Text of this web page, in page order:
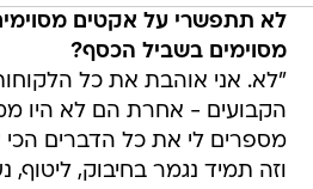
לא תתפשרי על אקטים
מסוימים בשביל הכסף?
"לא. אני אוהבת את כל
הקבועים - אחרת הם לא היו
מספרים לי את כל הדברים הכי
וזה תמיד נגמר בחיבוק, ליטוף,